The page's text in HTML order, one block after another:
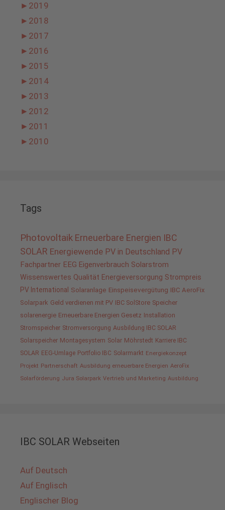
► 2019
► 2018
► 2017
► 2016
► 2015
► 2014
► 2013
► 2012
► 2011
► 2010
Tags
Photovoltaik Erneuerbare Energien IBC
SOLAR Energiewende PV in Deutschland PV
Fachpartner EEG Eigenverbrauch Solarstrom
Wissenswertes Qualität Energieversorgung Strompreis
PV International Solaranlage Einspeisevergütung IBC AeroFix
Solarpark Geld verdienen mit PV IBC SolStore Speicher
solarenergie Erneuerbare Energien Gesetz Installation
Stromspeicher Stromversorgung Ausbildung IBC SOLAR
Solarspeicher Montagesystem Solar Möhrstedt Karriere IBC
SOLAR EEG-Umlage Portfolio IBC Solarmarkt Energiekonzept
Projekt Partnerschaft Ausbildung erneuerbare Energien AeroFix
Solarförderung Jura Solarpark Vertrieb und Marketing Ausbildung
IBC SOLAR Webseiten
Auf Deutsch
Auf Englisch
Englischer Blog